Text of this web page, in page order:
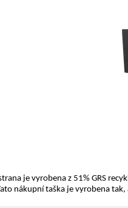
je vyrobena z 51% GRS
nákupní taška je vyrobena